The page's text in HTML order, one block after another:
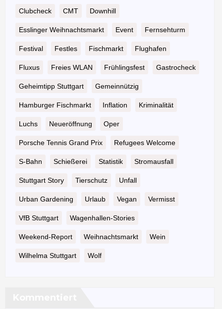
Clubcheck CMT Downhill
Esslinger Weihnachtsmarkt Event Fernsehturm
Festival Festles Fischmarkt Flughafen
Fluxus Freies WLAN Frühlingsfest Gastrocheck
Geheimtipp Stuttgart Gemeinnützig
Hamburger Fischmarkt Inflation Kriminalität
Luchs Neueröffnung Oper
Porsche Tennis Grand Prix Refugees Welcome
S-Bahn Schießerei Statistik Stromausfall
Stuttgart Story Tierschutz Unfall
Urban Gardening Urlaub Vegan Vermisst
VfB Stuttgart Wagenhallen-Stories
Weekend-Report Weihnachtsmarkt Wein
Wilhelma Stuttgart Wolf